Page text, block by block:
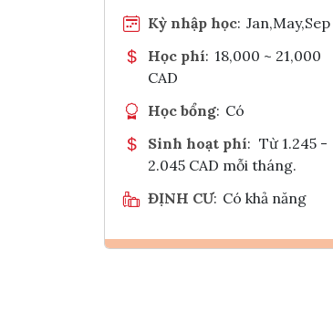
Kỳ nhập học: Jan,May,Sep
Học phí: 18,000 ~ 21,000
CAD
Học bổng: Có
Sinh hoạt phí: Từ 1.245 -
2.045 CAD mỗi tháng.
ĐỊNH CƯ: Có khả năng